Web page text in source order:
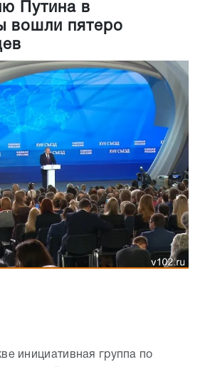
Путина в
вошли пятеро
инициативная группа по